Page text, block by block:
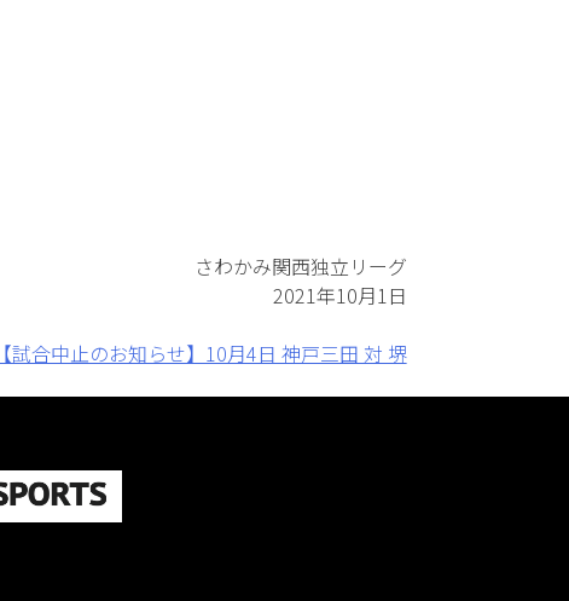
さわかみ関西独立リーグ
2021年10月1日
【試合中止のお知らせ】10月4日 神戸三田 対 堺